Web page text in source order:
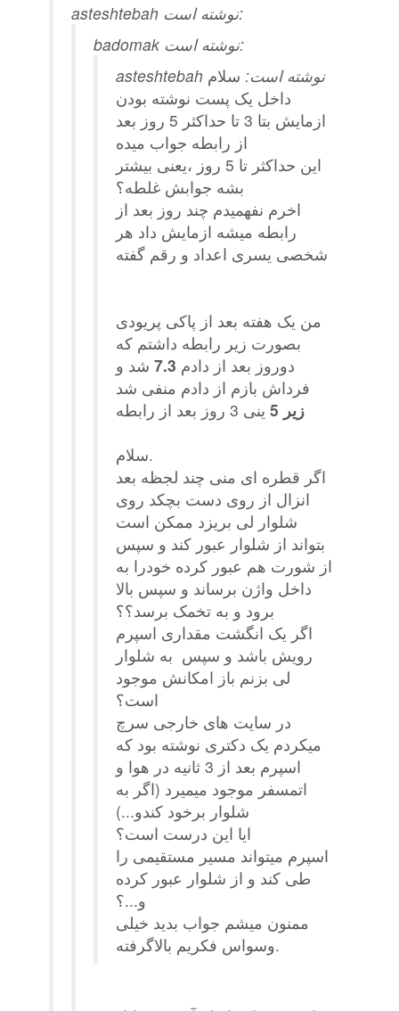
asteshtebah نوشته است:
badomak نوشته است:
asteshtebah نوشته است: سلام
داخل یک پست نوشته بودن
ازمایش بتا 3 تا حداکثر 5 روز بعد
از رابطه جواب میده
این حداکثر تا 5 روز ،یعنی بیشتر
بشه جوابش غلطه؟
اخرم نفهمیدم چند روز بعد از
رابطه میشه ازمایش داد هر
شخصی یسری اعداد و رقم گفته
من یک هفته بعد از پاکی پریودی
بصورت زیر رابطه داشتم که
دوروز بعد از دادم 7.3 شد و
فرداش بازم از دادم منفی شد
زیر 5
ینی 3 روز بعد از رابطه
سلام.
اگر قطره ای منی چند لجظه بعد
انزال از روی دست بچکد روی
شلوار لی بریزد ممکن است
بتواند از شلوار عبور کند و سپس
از شورت هم عبور کرده خودرا به
داخل واژن برساند و سپس بالا
برود و به تخمک برسد؟؟
اگر یک انگشت مقداری اسپرم
رویش باشد و سپس به شلوار
لی بزنم باز امکانش موجود
است؟
در سایت های خارجی سرچ
میکردم یک دکتری نوشته بود که
اسپرم بعد از 3 ثانیه در هوا و
اتمسفر موجود میمیرد (اگر به
شلوار برخود کندو...)
ایا این درست است؟
اسپرم میتواند مسیر مستقیمی را
طی کند و از شلوار عبور کرده
و...؟
ممنون میشم جواب بدید خیلی
وسواس فکریم بالاگرفته.